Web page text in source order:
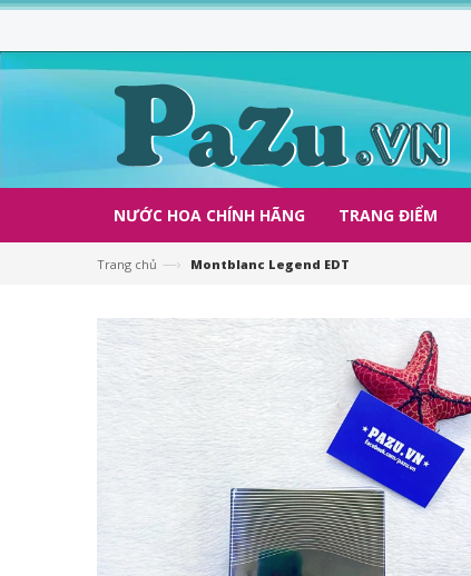
NƯỚC HOA CHÍNH HÃNG TRANG ĐIỂM
Trang chủ —› Montblanc Legend EDT